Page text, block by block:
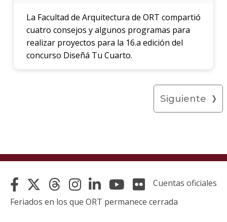
La Facultad de Arquitectura de ORT compartió
cuatro consejos y algunos programas para
realizar proyectos para la 16.a edición del
concurso Diseñá Tu Cuarto.
Siguiente
Cuentas oficiales
Feriados en los que ORT permanece cerrada